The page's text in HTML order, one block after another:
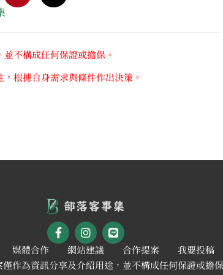
不構成任何保證或擔保。
根據自身需求與條件作出決策。
媒體合作 網站建議 合作提案
我要投稿
作為資訊分享及介紹用途，並不構成任何保證或擔